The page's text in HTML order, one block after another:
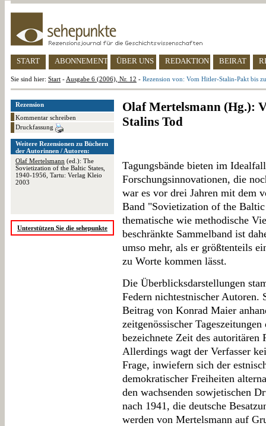
START ABONNEMENT ÜBER UNS REDAKTION BEIRAT
Sie sind hier: Start - Ausgabe 6 (2006), Nr. 12 - Rezension von: Vom Hitler-Stalin-Pakt bis
Rezension
Kommentar schreiben
Druckfassung
Weitere Rezensionen zu Büchern
der Autorinnen / Autoren:
Olaf Mertelsmann (ed.): The
Sovietization of the Baltic States,
1940-1956, Tartu: Verlag Kleio
2003
Unterstützen Sie die sehepunkte
Olaf Mertelsmann (Hg.):
Stalins Tod
Tagungsbände bieten im
Forschungsinnovationen, die
war es vor drei Jahren mit dem
Band "Sovietization of the
thematische wie methodische
beschränkte Sammelband ist
umso mehr, als er größtenteils
zu Worte kommen lässt.
Die Überblicksdarstellungen
Federn nichtestnischer Autoren.
Beitrag von Konrad Maier
zeitgenössischer
bezeichnete Zeit des autoritären
Allerdings wagt der Verfasser
Frage, inwiefern sich der
demokratischer Freiheiten
den wachsenden sowjetischen
nach 1941, die deutsche
werden von Mertelsmann auf